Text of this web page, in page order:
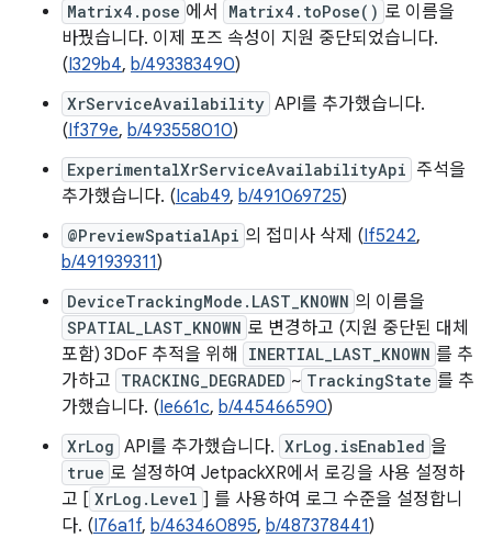
Matrix4.pose 에서 Matrix4.toPose() 로 이름을
바꿨습니다. 이제 포즈 속성이 지원 중단되었습니다.
(I329b4, b/493383490)
XrServiceAvailability API를 추가했습니다.
(If379e, b/493558010)
ExperimentalXrServiceAvailabilityApi 주석을
추가했습니다. (Icab49, b/491069725)
@PreviewSpatialApi 의 접미사 삭제 (If5242,
b/491939311)
DeviceTrackingMode.LAST_KNOWN 의 이름을
SPATIAL_LAST_KNOWN 로 변경하고 (지원 중단된 대체
포함) 3DoF 추적을 위해
INERTIAL_LAST_KNOWN 를 추
가하고 TRACKING_DEGRADED ~ TrackingState 를 추
가했습니다. (Ie661c, b/445466590)
XrLog API를 추가했습니다. XrLog.isEnabled 을
true 로 설정하여 JetpackXR에서 로깅을 사용 설정하
고 [ XrLog.Level ] 를 사용하여 로그 수준을 설정합니
다. (I76a1f, b/463460895, b/487378441)